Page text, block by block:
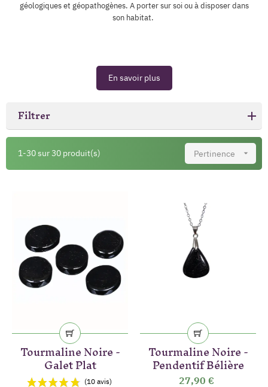
géologiques et géopathogènes. A porter sur soi ou à disposer dans
son habitat.
En savoir plus
Filtrer
1-30 sur 30 produit(s) Pertinence 
Tourmaline Noire -
Galet Plat
Tourmaline Noire -
Pendentif Bélière
27,90 €